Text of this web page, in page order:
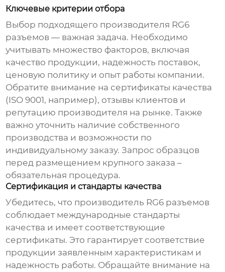
Ключевые критерии отбора
Выбор подходящего производителя RG6
разъемов — важная задача. Необходимо
учитывать множество факторов, включая
качество продукции, надежность поставок,
ценовую политику и опыт работы компании.
Обратите внимание на сертификаты качества
(ISO 9001, например), отзывы клиентов и
репутацию производителя на рынке. Также
важно уточнить наличие собственного
производства и возможности по
индивидуальному заказу. Запрос образцов
перед размещением крупного заказа –
обязательная процедура.
Сертификация и стандарты качества
Убедитесь, что производитель RG6 разъемов
соблюдает международные стандарты
качества и имеет соответствующие
сертификаты. Это гарантирует соответствие
продукции заявленным характеристикам и
надежность работы. Обращайте внимание на